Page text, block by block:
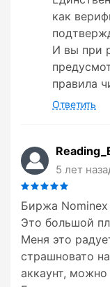
как
И вы при
правила
Ответить
5 лет
Биржа Nominex
Это большой
Меня это
страшновато
аккаунт,